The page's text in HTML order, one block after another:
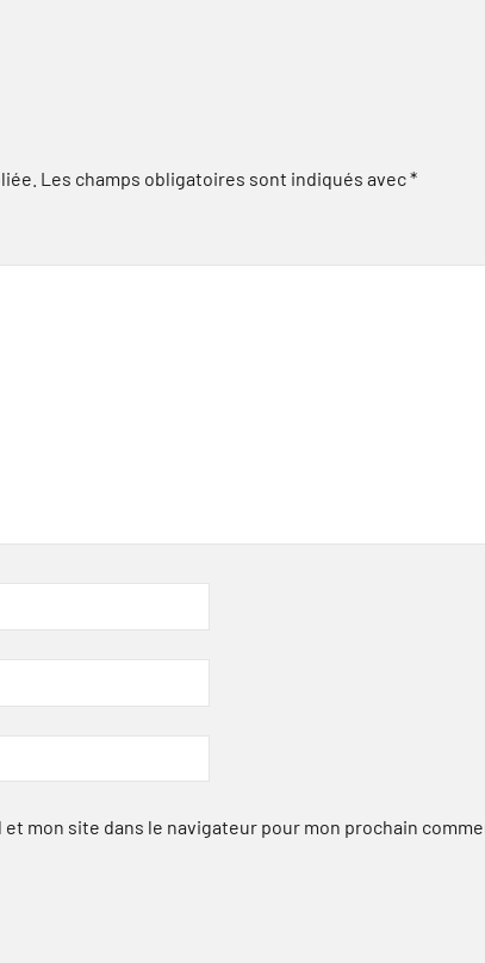
Les champs obligatoires sont indiqués avec*
mon site dans le navigateur pour mon prochain